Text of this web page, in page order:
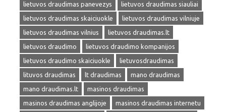
lietuvos draudimas panevezys
lietuvos draudimas siauliai
lietuvos draudimas skaiciuokle
lietuvos draudimas vilniuje
lietuvos draudimas vilnius
lietuvos draudimas.lt
lietuvos draudimo
lietuvos draudimo kompanijos
lietuvos draudimo skaiciuokle
lietuvosdraudimas
lituvos draudimas
lt draudimas
mano draudimas
mano draudimas.lt
masinos draudimas
masinos draudimas anglijoje
masinos draudimas internetu